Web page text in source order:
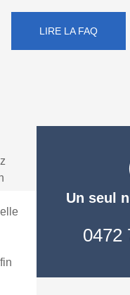
LIRE LA FAQ
Un seul
0472